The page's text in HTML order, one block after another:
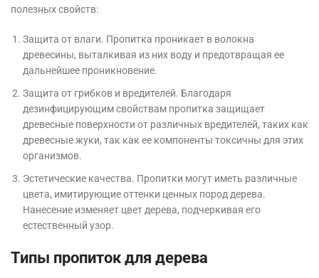
полезных свойств:
Защита от влаги. Пропитка проникает в волокна
древесины, выталкивая из них воду и предотвращая ее
дальнейшее проникновение.
Защита от грибков и вредителей. Благодаря
дезинфицирующим свойствам пропитка защищает
древесные поверхности от различных вредителей, таких как
древесные жуки, так как ее компоненты токсичны для этих
организмов.
Эстетические качества. Пропитки могут иметь различные
цвета, имитирующие оттенки ценных пород дерева.
Нанесение изменяет цвет дерева, подчеркивая его
естественный узор.
Типы пропиток для дерева